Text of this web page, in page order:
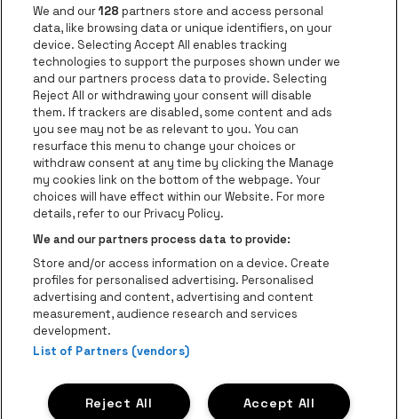
be•at app
be•at Corporate
be•at Business
Groepen
Helpcenter
Contact
Instagram
Facebook
Threads
TiktokYoutube
Be•at Tickets is een deel van be•at
be•at Tickets
Schijnpoortweg 119, 2170 Antwerpen
be•at venues nv
Schijnpoortweg 119, 2170 Antwerpen
BTW (BE) 0461.051.688 - RPR Antwerpen
BNP Paribas Fortis - IBAN: BE93 2200 4925 0067 - BIC:
GEBABEBB
We and our128 partners store and access personal
data, like browsing data or unique identifiers, on your
device. Selecting Accept All enables tracking
technologies to support the purposes shown under we
and our partners process data to provide. Selecting
Reject All or withdrawing your consent will disable
them. If trackers are disabled, some content and ads
you see may not be as relevant to you. You can
resurface this menu to change your choices or
withdraw consent at any time by clicking the Manage
my cookies link on the bottom of the webpage. Your
choices will have effect within our Website. For more
details, refer to our Privacy Policy.
We and our partners process data to provide:
Store and/or access information on a device. Create
profiles for personalised advertising. Personalised
advertising and content, advertising and content
measurement, audience research and services
development.
List of Partners (vendors)
Accept All
Reject All